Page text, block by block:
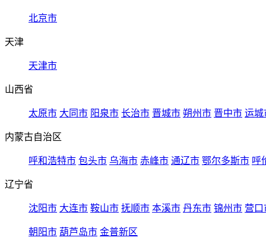
北京市
天津
天津市
山西省
太原市 大同市 阳泉市 长治市 晋城市 朔州市 晋中市 运城
内蒙古自治区
呼和浩特市 包头市 乌海市 赤峰市 通辽市 鄂尔多斯市 呼
辽宁省
沈阳市 大连市 鞍山市 抚顺市 本溪市 丹东市 锦州市 营口
朝阳市 葫芦岛市 金普新区